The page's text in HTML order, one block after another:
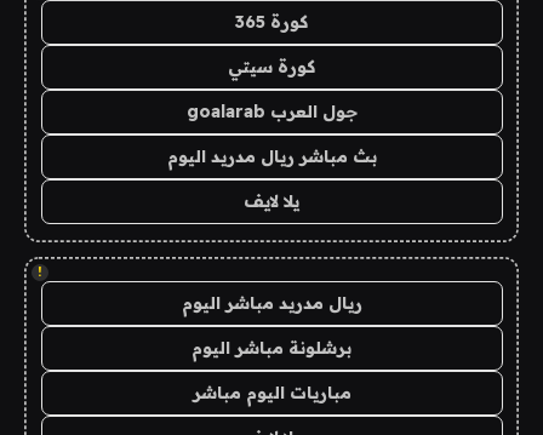
كورة 365
كورة سيتي
جول العرب goalarab
بث مباشر ريال مدريد اليوم
يلا لايف
!
ريال مدريد مباشر اليوم
برشلونة مباشر اليوم
مباريات اليوم مباشر